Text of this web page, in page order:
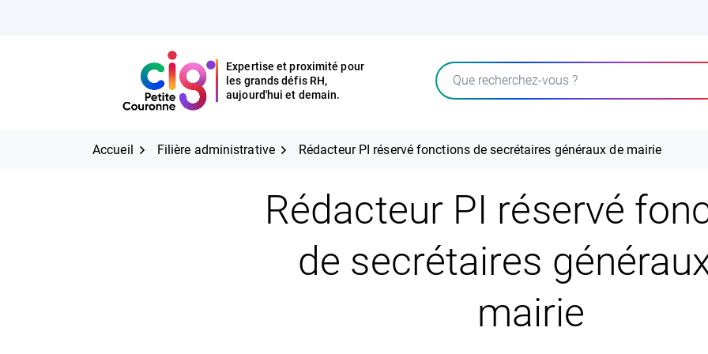
CIG Petite Couronne
Expertise et proximité pour
les grands défis RH,
aujourd'hui et demain.
Rechercher
CIG Petite Couronne
Expertise et proximité pour
les grands défis RH,
aujourd'hui et demain.
Accueil Filière administrative Rédacteur PI réservé fonctions de secrétaires généraux de mairie
Rédacteur PI réservé
de secrétaires
mairie